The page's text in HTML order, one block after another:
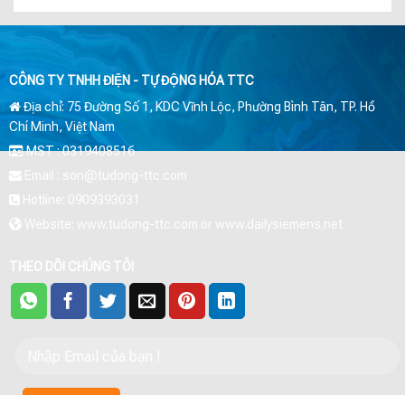
CÔNG TY TNHH ĐIỆN - TỰ ĐỘNG HÓA TTC
Địa chỉ: 75 Đường Số 1, KDC Vĩnh Lộc, Phường Bình Tân, TP. Hồ
Chí Minh, Việt Nam
MST : 0319408516
Email : son@tudong-ttc.com
Hotline: 0909393031
Website: www.tudong-ttc.com or www.dailysiemens.net
THEO DÕI CHÚNG TÔI